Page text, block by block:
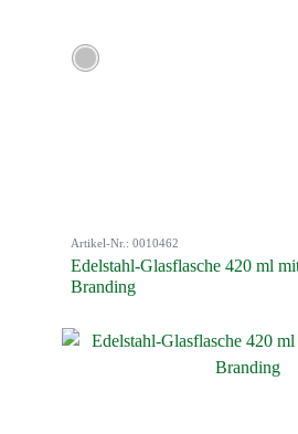
Artikel-Nr.: 0010462
Edelstahl-Glasflasche 420 ml
Branding